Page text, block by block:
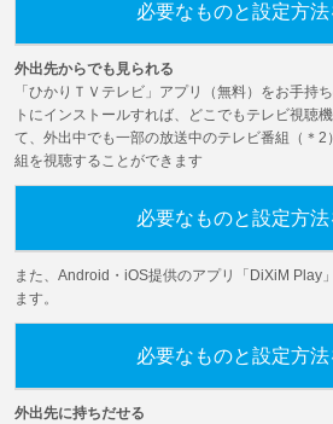
必要なものと設定方法
外出先からでも見られる
「ひかりＴＶテレビ」アプリ（無料）をお手持
トにインストールすれば、どこでもテレビ視聴
て、外出中でも一部の放送中のテレビ番組（＊
組を視聴することができます
必要なものと設定方法
また、Android・iOS提供のアプリ「DiXiM Play
ます。
必要なものと設定方法
外出先に持ちだせる